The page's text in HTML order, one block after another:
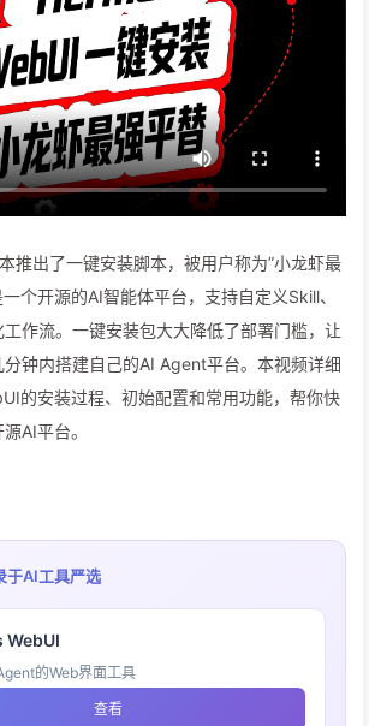
推出了一键安装脚本，被用户称为”小龙虾最
个开源的AI智能体平台，支持自定义Skill、
作流。一键安装包大大降低了部署门槛，让
钟内搭建自己的AI Agent平台。本视频详细
的安装过程、初始配置和常用功能，帮你快
AI平台。
于AI工具严选
WebUI
的Web界面工具
查看